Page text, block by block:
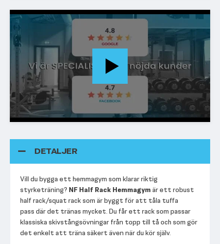
DETALJER
Vill du bygga ett hemmagym som klarar riktig
styrketräning? NF Half Rack Hemmagymär ett robust
half rack/squat rack som är byggt för att tåla tuffa
pass där det tränas mycket. Du får ett rack som passar
klassiska skivstångsövningar från topp till tå och som gör
det enkelt att träna säkert även när du kör själv.